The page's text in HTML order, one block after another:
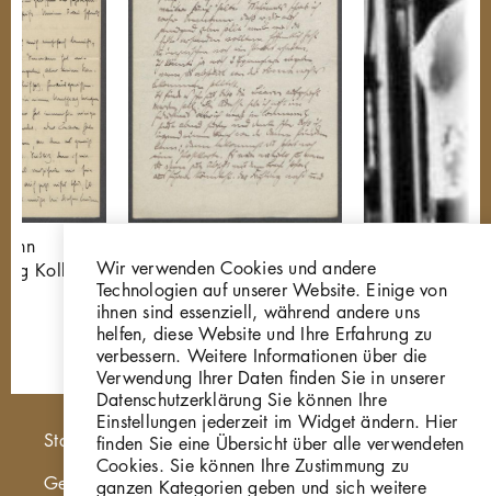
Kolbe
an Hermann Schmitt
GK.616.3_003
W 04.001
Hauptnavigation
Startseite
Georg Kolbe Museum
Wir verwenden Cookies und andere
Technologien auf unserer Website. Einige von
ihnen sind essenziell, während andere uns
helfen, diese Website und Ihre Erfahrung zu
verbessern. Weitere Informationen über die
Verwendung Ihrer Daten finden Sie in unserer
Datenschutzerklärung Sie können Ihre
Einstellungen jederzeit im Widget ändern. Hier
finden Sie eine Übersicht über alle verwendeten
Cookies. Sie können Ihre Zustimmung zu
ganzen Kategorien geben und sich weitere